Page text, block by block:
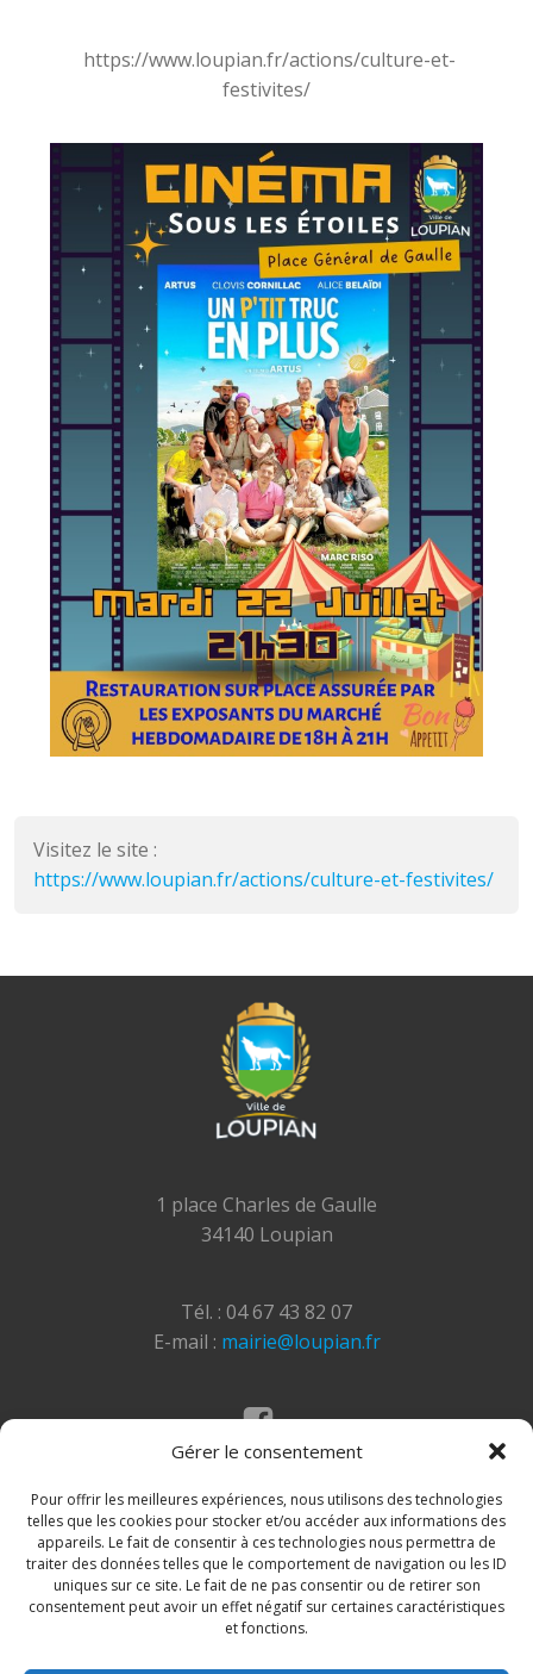
Gérer le consentement
Pour offrir les meilleures expériences, nous utilisons des technologies
telles que les cookies pour stocker et/ou accéder aux informations des
appareils. Le fait de consentir à ces technologies nous permettra de
traiter des données telles que le comportement de navigation ou les ID
uniques sur ce site. Le fait de ne pas consentir ou de retirer son
consentement peut avoir un effet négatif sur certaines caractéristiques
et fonctions.
https://www.loupian.fr/actions/culture-et-
festivites/
Visitez le site :
https://www.loupian.fr/actions/culture-et-festivites/
1 place Charles de Gaulle
34140 Loupian
Tél. : 04 67 43 82 07
E-mail : mairie@loupian.fr